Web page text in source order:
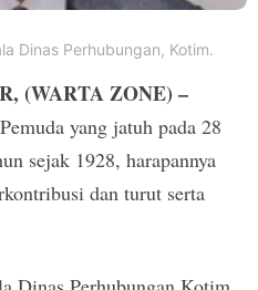
Dinas Perhubungan, Kotim.
(WARTA ZONE) –
yang jatuh pada 28
sejak 1928, harapannya
dan turut serta